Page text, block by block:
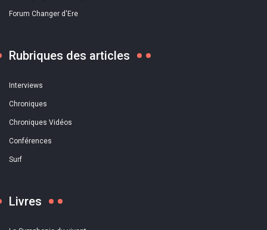
Forum Changer d'Ere
Rubriques des articles
Interviews
Chroniques
Chroniques Vidéos
Conférences
Surf
Livres